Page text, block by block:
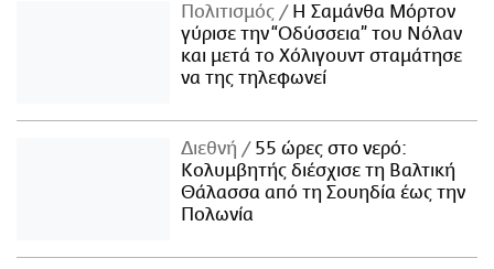
Πολιτισμός
Η Σαμάνθα Μόρτον
γύρισε την “Οδύσσεια” του Νόλαν
και μετά το Χόλιγουντ σταμάτησε
να της τηλεφωνεί
Διεθνή
55 ώρες στο νερό:
Κολυμβητής διέσχισε τη Βαλτική
Θάλασσα από τη Σουηδία έως την
Πολωνία